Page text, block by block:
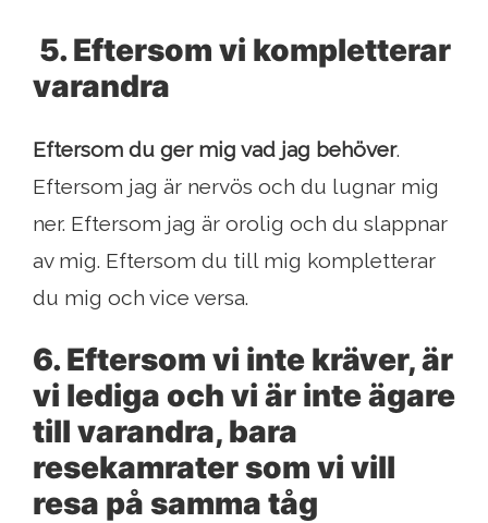
5. Eftersom vi kompletterar
varandra
Eftersom du ger mig vad jag behöver.
Eftersom jag är nervös och du lugnar mig
ner. Eftersom jag är orolig och du slappnar
av mig. Eftersom du till mig kompletterar
du mig och vice versa.
6. Eftersom vi inte kräver, är
vi lediga och vi är inte ägare
till varandra, bara
resekamrater som vi vill
resa på samma tåg